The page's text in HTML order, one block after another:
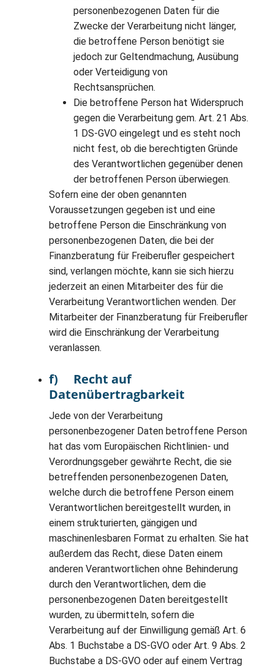
personenbezogenen Daten für die
Zwecke der Verarbeitung nicht länger,
die betroffene Person benötigt sie
jedoch zur Geltendmachung, Ausübung
oder Verteidigung von
Rechtsansprüchen.
Die betroffene Person hat Widerspruch
gegen die Verarbeitung gem. Art. 21 Abs.
1 DS-GVO eingelegt und es steht noch
nicht fest, ob die berechtigten Gründe
des Verantwortlichen gegenüber denen
der betroffenen Person überwiegen.
Sofern eine der oben genannten
Voraussetzungen gegeben ist und eine
betroffene Person die Einschränkung von
personenbezogenen Daten, die bei der
Finanzberatung für Freiberufler gespeichert
sind, verlangen möchte, kann sie sich hierzu
jederzeit an einen Mitarbeiter des für die
Verarbeitung Verantwortlichen wenden. Der
Mitarbeiter der Finanzberatung für Freiberufler
wird die Einschränkung der Verarbeitung
veranlassen.
f) Recht auf
Datenübertragbarkeit
Jede von der Verarbeitung
personenbezogener Daten betroffene Person
hat das vom Europäischen Richtlinien- und
Verordnungsgeber gewährte Recht, die sie
betreffenden personenbezogenen Daten,
welche durch die betroffene Person einem
Verantwortlichen bereitgestellt wurden, in
einem strukturierten, gängigen und
maschinenlesbaren Format zu erhalten. Sie hat
außerdem das Recht, diese Daten einem
anderen Verantwortlichen ohne Behinderung
durch den Verantwortlichen, dem die
personenbezogenen Daten bereitgestellt
wurden, zu übermitteln, sofern die
Verarbeitung auf der Einwilligung gemäß Art. 6
Abs. 1 Buchstabe a DS-GVO oder Art. 9 Abs. 2
Buchstabe a DS-GVO oder auf einem Vertrag